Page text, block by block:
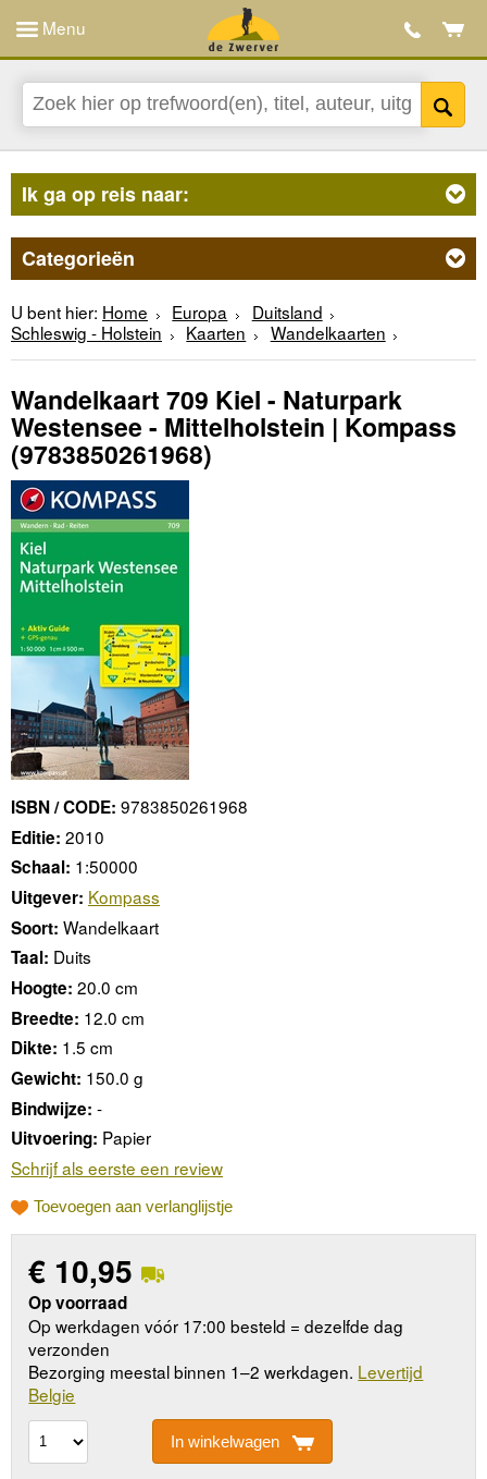
Menu
Ik ga op reis naar:
Categorieën
U bent hier: Home Europa
Duitsland
Schleswig - Holstein
Kaarten Wandelkaarten
Wandelkaart 709 Kiel - Naturpark
Westensee - Mittelholstein | Kompass
(9783850261968)
ISBN / CODE: 9783850261968
Editie: 2010
Schaal: 1:50000
Uitgever: Kompass
Soort: Wandelkaart
Taal: Duits
Hoogte: 20.0 cm
Breedte: 12.0 cm
Dikte: 1.5 cm
Gewicht: 150.0 g
Bindwijze: -
Uitvoering: Papier
Schrijf als eerste een review
Toevoegen aan verlanglijstje
€ 10,95
Op voorraad
Op werkdagen vóór 17:00 besteld = dezelfde dag
verzonden
Bezorging meestal binnen 1–2 werkdagen. Levertijd
Belgie
In winkelwagen